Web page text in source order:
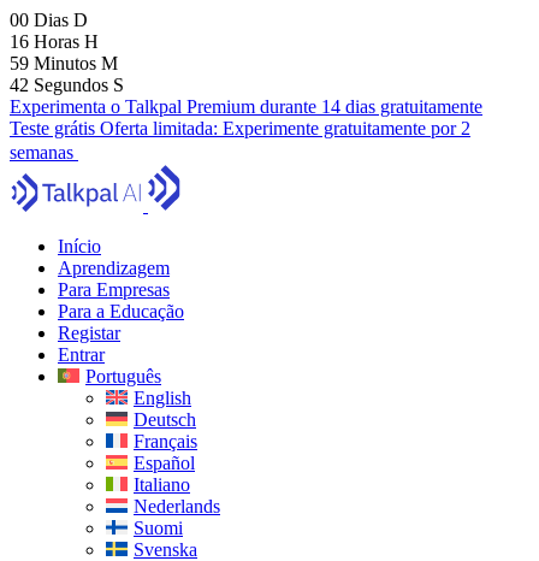
00 Dias D
16 Horas H
59 Minutos M
41 Segundos S
Experimenta o Talkpal Premium durante 14 dias gratuitamente
Teste grátis Oferta limitada: Experimente gratuitamente por 2
semanas
Início
Aprendizagem
Para Empresas
Para a Educação
Registar
Entrar
Português
English
Deutsch
Français
Español
Italiano
Nederlands
Suomi
Svenska